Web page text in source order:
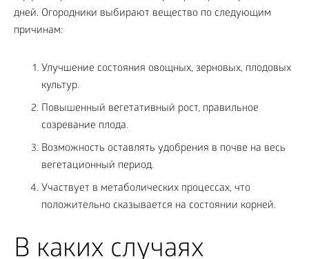
дней. Огородники выбирают вещество по следующим
причинам:
Улучшение состояния овощных, зерновых, плодовых
культур.
Повышенный вегетативный рост, правильное
созревание плода.
Возможность оставлять удобрения в почве на весь
вегетационный период.
Участвует в метаболических процессах, что
положительно сказывается на состоянии корней.
В каких случаях